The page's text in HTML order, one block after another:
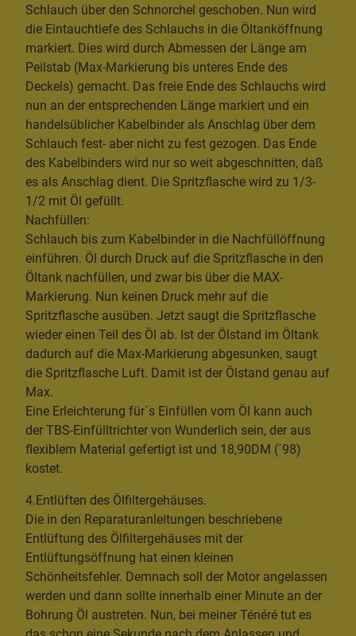
Schlauch über den Schnorchel geschoben. Nun wird
die Eintauchtiefe des Schlauchs in die Öltanköffnung
markiert. Dies wird durch Abmessen der Länge am
Peilstab (Max-Markierung bis unteres Ende des
Deckels) gemacht. Das freie Ende des Schlauchs wird
nun an der entsprechenden Länge markiert und ein
handelsüblicher Kabelbinder als Anschlag über dem
Schlauch fest- aber nicht zu fest gezogen. Das Ende
des Kabelbinders wird nur so weit abgeschnitten, daß
es als Anschlag dient. Die Spritzflasche wird zu 1/3-
1/2 mit Öl gefüllt.
Nachfüllen:
Schlauch bis zum Kabelbinder in die Nachfüllöffnung
einführen. Öl durch Druck auf die Spritzflasche in den
Öltank nachfüllen, und zwar bis über die MAX-
Markierung. Nun keinen Druck mehr auf die
Spritzflasche ausüben. Jetzt saugt die Spritzflasche
wieder einen Teil des Öl ab. Ist der Ölstand im Öltank
dadurch auf die Max-Markierung abgesunken, saugt
die Spritzflasche Luft. Damit ist der Ölstand genau auf
Max.
Eine Erleichterung für´s Einfüllen vom Öl kann auch
der TBS-Einfülltrichter von Wunderlich sein, der aus
flexiblem Material gefertigt ist und 18,90DM (´98)
kostet.
4.Entlüften des Ölfiltergehäuses.
Die in den Reparaturanleitungen beschriebene
Entlüftung des Ölfiltergehäuses mit der
Entlüftungsöffnung hat einen kleinen
Schönheitsfehler. Demnach soll der Motor angelassen
werden und dann sollte innerhalb einer Minute an der
Bohrung Öl austreten. Nun, bei meiner Ténéré tut es